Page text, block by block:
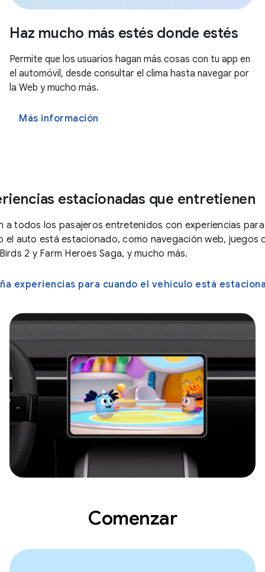
Haz mucho más estés donde estés
Permite que los usuarios hagan más cosas con tu app en
el automóvil, desde consultar el clima hasta navegar por
la Web y mucho más.
Más información
estacionadas que entretienen
a todos los pasajeros entretenidos con experiencias para
el auto está estacionado, como navegación web, juegos
2 y Farm Heroes Saga, y mucho más.
experiencias para cuando el vehículo está
Comenzar